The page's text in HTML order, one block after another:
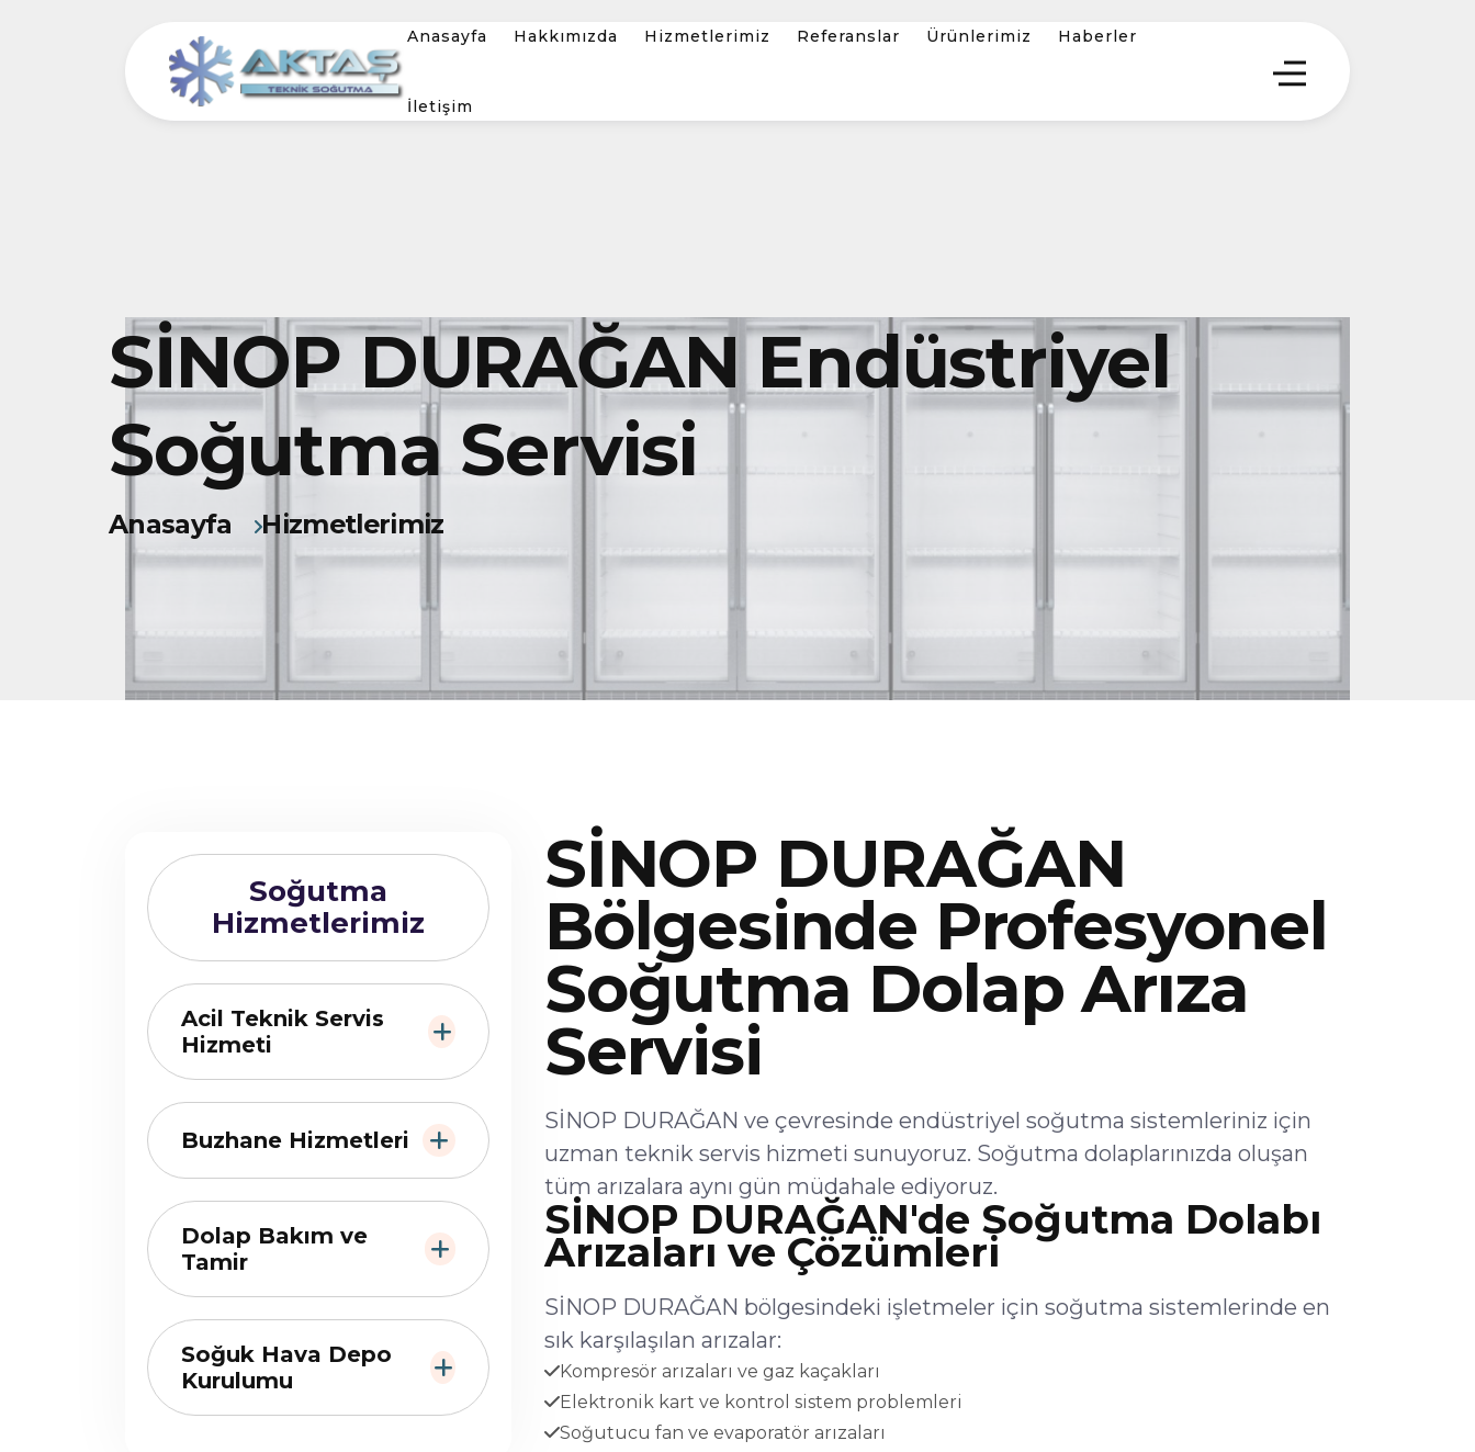
Anasayfa Hakkımızda Hizmetlerimiz Referanslar Ürünlerimiz Haberler
İletişim
SİNOP DURAĞAN Endüstriyel
Soğutma Servisi
Anasayfa Hizmetlerimiz
Soğutma
Hizmetlerimiz
Acil Teknik Servis
Hizmeti
Buzhane Hizmetleri
Dolap Bakım ve
Tamir
Soğuk Hava Depo
Kurulumu
SİNOP DURAĞAN
Bölgesinde Profesyonel
Soğutma Dolap Arıza
Servisi
SİNOP DURAĞAN ve çevresinde endüstriyel soğutma sistemleriniz için
uzman teknik servis hizmeti sunuyoruz. Soğutma dolaplarınızda oluşan
tüm arızalara aynı gün müdahale ediyoruz.
SİNOP DURAĞAN'de Soğutma Dolabı
Arızaları ve Çözümleri
SİNOP DURAĞAN bölgesindeki işletmeler için soğutma sistemlerinde en
sık karşılaşılan arızalar:
Kompresör arızaları ve gaz kaçakları
Elektronik kart ve kontrol sistem problemleri
Soğutucu fan ve evaporatör arızaları